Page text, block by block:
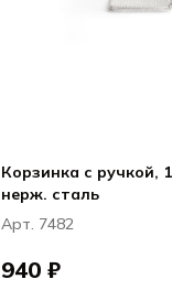
Корзинка с ручкой,
нерж. сталь
Арт. 7482
940 ₽